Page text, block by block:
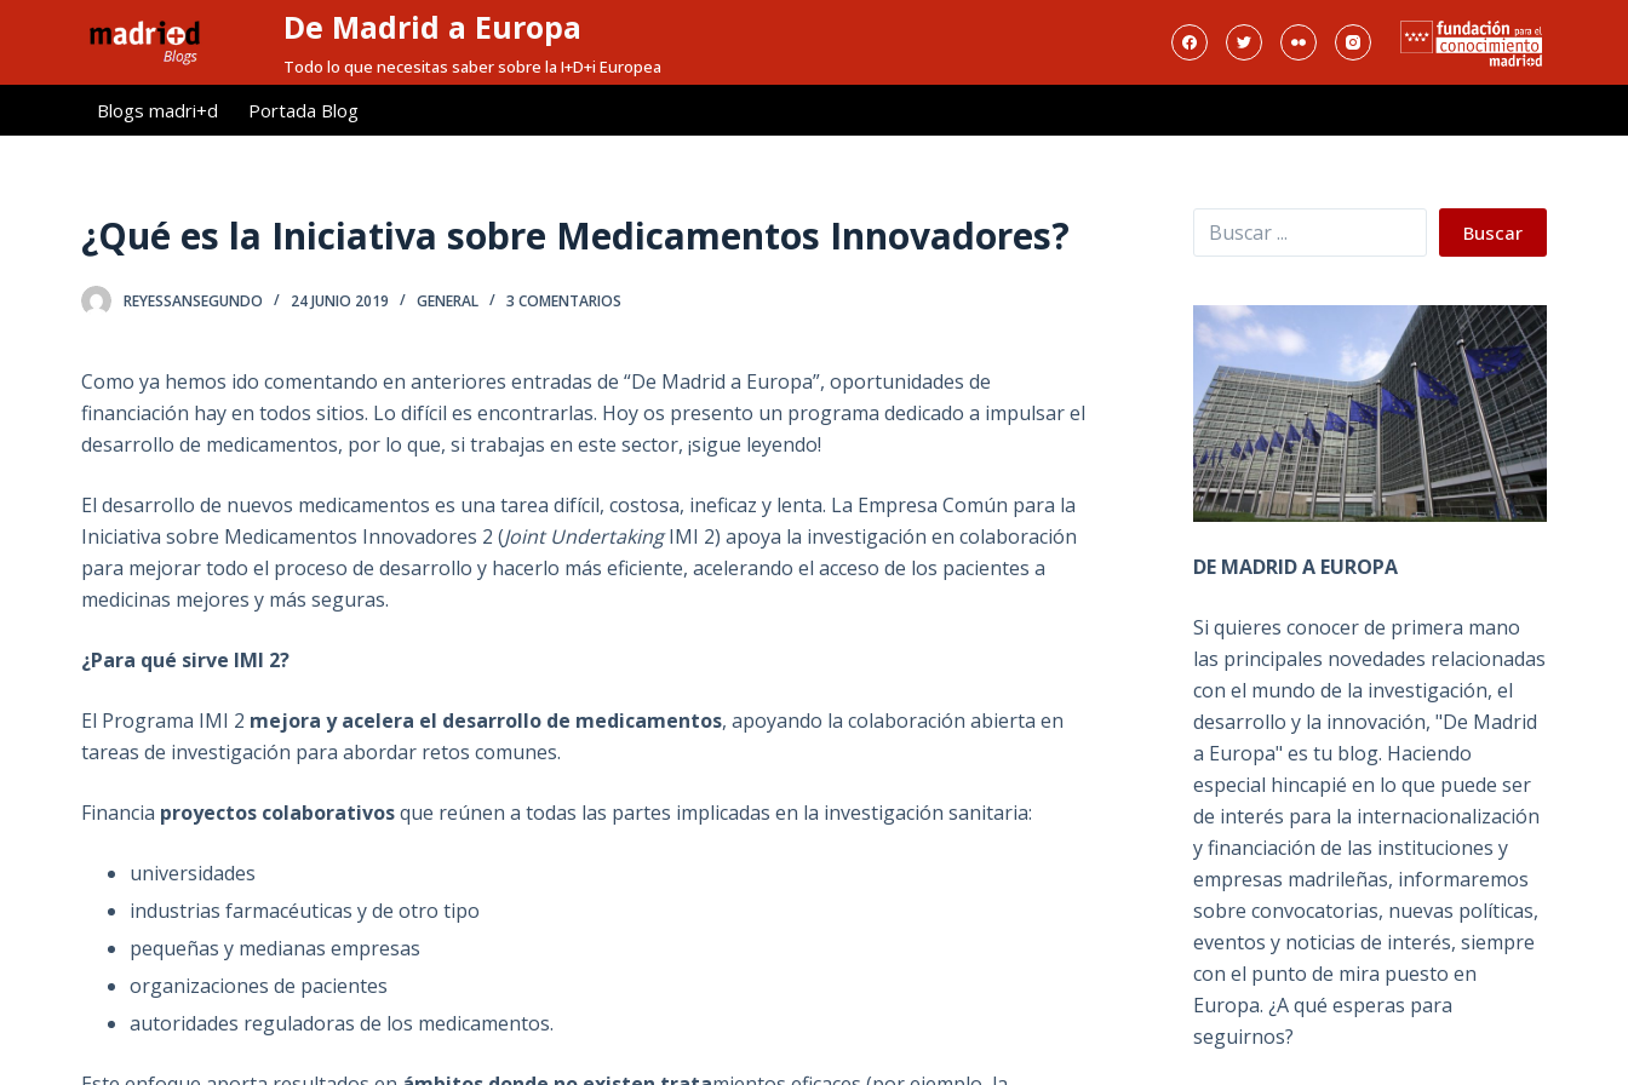
l
De Madrid a Europa
Todo lo que necesitas saber sobre la I+D+i Europea
Blogs madri+d Portada Blog
¿Qué es la Iniciativa sobre Medicamentos Innovadores?
REYESSANSEGUNDO 24 JUNIO 2019 GENERAL 3 COMENTARIOS
Como ya hemos ido comentando en anteriores entradas de “De Madrid a Europa”, oportunidades de
financiación hay en todos sitios. Lo difícil es encontrarlas. Hoy os presento un programa dedicado a impulsar el
desarrollo de medicamentos, por lo que, si trabajas en este sector, ¡sigue leyendo!
El desarrollo de nuevos medicamentos es una tarea difícil, costosa, ineficaz y lenta. La Empresa Común para la
Iniciativa sobre Medicamentos Innovadores 2 (Joint UndertakingIMI 2) apoya la investigación en colaboración
para mejorar todo el proceso de desarrollo y hacerlo más eficiente, acelerando el acceso de los pacientes a
medicinas mejores y más seguras.
¿Para qué sirve IMI 2?
El Programa IMI 2 mejora y acelera el desarrollo de medicamentos, apoyando la colaboración abierta en
tareas de investigación para abordar retos comunes.
Financia proyectos colaborativosque reúnen a todas las partes implicadas en la investigación sanitaria:
universidades
industrias farmacéuticas y de otro tipo
pequeñas y medianas empresas
organizaciones de pacientes
autoridades reguladoras de los medicamentos.
Buscar Buscar
DE MADRID A EUROPA
Si quieres conocer de primera mano
las principales novedades relacionadas
con el mundo de la investigación, el
desarrollo y la innovación, "De Madrid
a Europa" es tu blog. Haciendo
especial hincapié en lo que puede ser
de interés para la internacionalización
y financiación de las instituciones y
empresas madrileñas, informaremos
sobre convocatorias, nuevas políticas,
eventos y noticias de interés, siempre
con el punto de mira puesto en
Europa. ¿A qué esperas para
seguirnos?